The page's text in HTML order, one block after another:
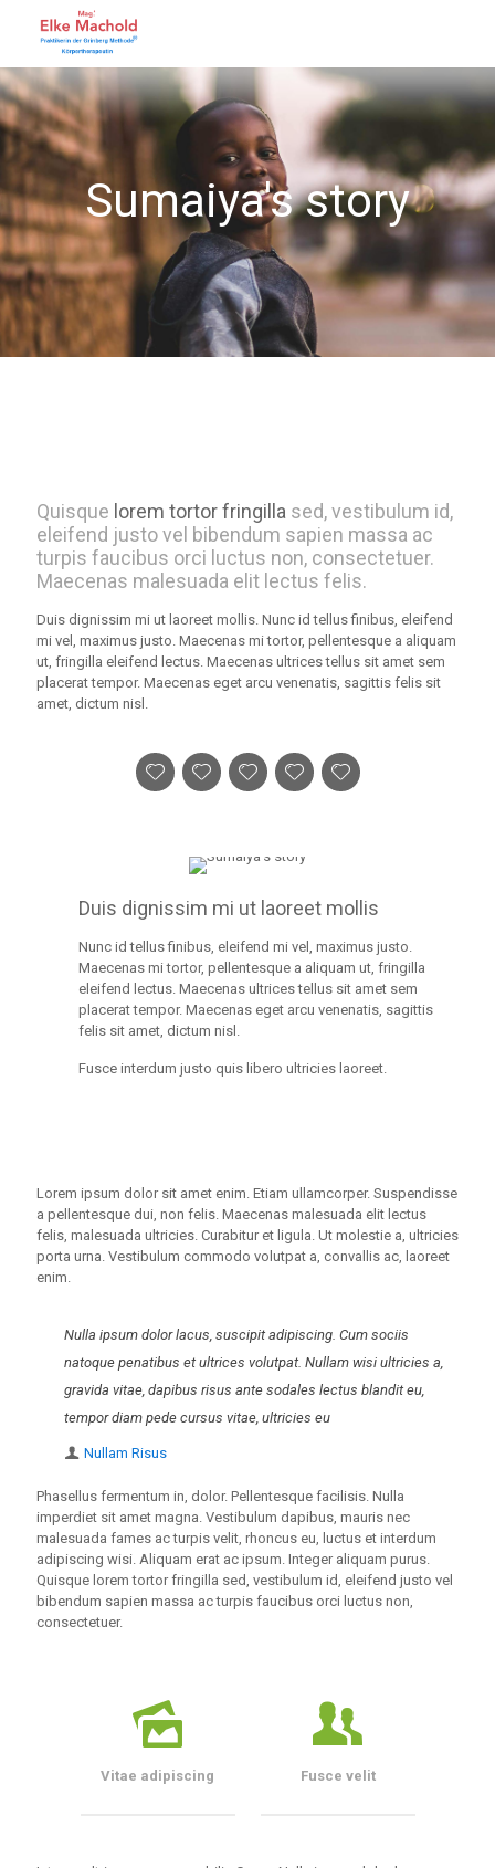
Sumaiya's story
Quisque lorem tortor fringilla sed, vestibulum id,
eleifend justo vel bibendum sapien massa ac
turpis faucibus orci luctus non, consectetuer.
Maecenas malesuada elit lectus felis.
Duis dignissim mi ut laoreet mollis. Nunc id tellus finibus, eleifend
mi vel, maximus justo. Maecenas mi tortor, pellentesque a aliquam
ut, fringilla eleifend lectus. Maecenas ultrices tellus sit amet sem
placerat tempor. Maecenas eget arcu venenatis, sagittis felis sit
amet, dictum nisl.
Duis dignissim mi ut laoreet mollis
Nunc id tellus finibus, eleifend mi vel, maximus justo.
Maecenas mi tortor, pellentesque a aliquam ut, fringilla
eleifend lectus. Maecenas ultrices tellus sit amet sem
placerat tempor. Maecenas eget arcu venenatis, sagittis
felis sit amet, dictum nisl.
Fusce interdum justo quis libero ultricies laoreet.
Lorem ipsum dolor sit amet enim. Etiam ullamcorper. Suspendisse
a pellentesque dui, non felis. Maecenas malesuada elit lectus
felis, malesuada ultricies. Curabitur et ligula. Ut molestie a, ultricies
porta urna. Vestibulum commodo volutpat a, convallis ac, laoreet
enim.
Nulla ipsum dolor lacus, suscipit adipiscing. Cum sociis
natoque penatibus et ultrices volutpat. Nullam wisi ultricies a,
gravida vitae, dapibus risus ante sodales lectus blandit eu,
tempor diam pede cursus vitae, ultricies eu
Nullam Risus
Phasellus fermentum in, dolor. Pellentesque facilisis. Nulla
imperdiet sit amet magna. Vestibulum dapibus, mauris nec
malesuada fames ac turpis velit, rhoncus eu, luctus et interdum
adipiscing wisi. Aliquam erat ac ipsum. Integer aliquam purus.
Quisque lorem tortor fringilla sed, vestibulum id, eleifend justo vel
bibendum sapien massa ac turpis faucibus orci luctus non,
consectetuer.
Vitae adipiscing Fusce velit